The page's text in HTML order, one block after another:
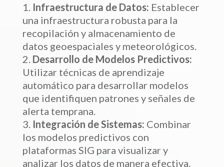
Infraestructura de Datos: Establecer
una infraestructura robusta para la
recopilación y almacenamiento de
datos geoespaciales y meteorológicos.
Desarrollo de Modelos Predictivos:
Utilizar técnicas de aprendizaje
automático para desarrollar modelos
que identifiquen patrones y señales de
alerta temprana.
Integración de Sistemas: Combinar
los modelos predictivos con
plataformas SIG para visualizar y
analizar los datos de manera efectiva.